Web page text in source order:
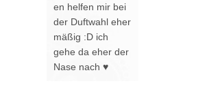
en helfen mir bei
der Duftwahl eher
mäßig :D ich
gehe da eher der
Nase nach ♥